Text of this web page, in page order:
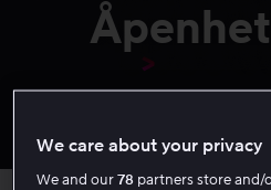
We care about your privacy
We and our78 partners store and/